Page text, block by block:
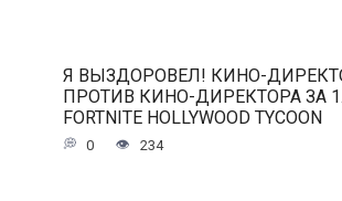
Я ВЫЗДОРОВЕЛ! КИНО-
ПРОТИВ КИНО-ДИРЕКТОРА ЗА
FORTNITE HOLLYWOOD TYCOON
0 234